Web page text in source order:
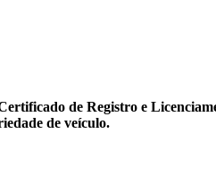
de Registro e
de veículo.